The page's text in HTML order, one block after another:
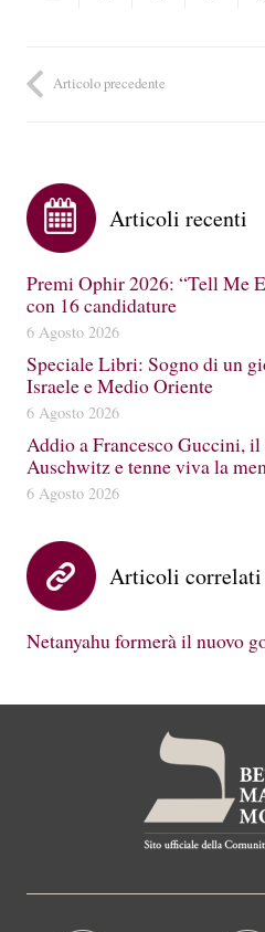
Articolo precedente
Articoli recenti
Premi Ophir 2026: “Tell Me
con 16 candidature
6 Agosto 2026
Speciale Libri: Sogno di un
Israele e Medio Oriente
6 Agosto 2026
Addio a Francesco Guccini, il
Auschwitz e tenne viva la
6 Agosto 2026
Articoli correlati
Netanyahu formerà il nuovo